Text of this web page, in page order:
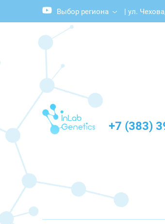
Выбор региона | ул.
+7 (383)